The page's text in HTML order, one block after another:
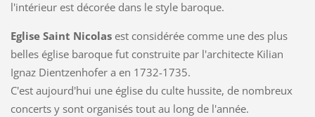
l'intérieur est décorée dans le style baroque.
Eglise Saint Nicolasest considérée comme une des plus
belles église baroque fut construite par l'architecte Kilian
Ignaz Dientzenhofer a en 1732-1735.
C'est aujourd'hui une église du culte hussite, de nombreux
concerts y sont organisés tout au long de l'année.